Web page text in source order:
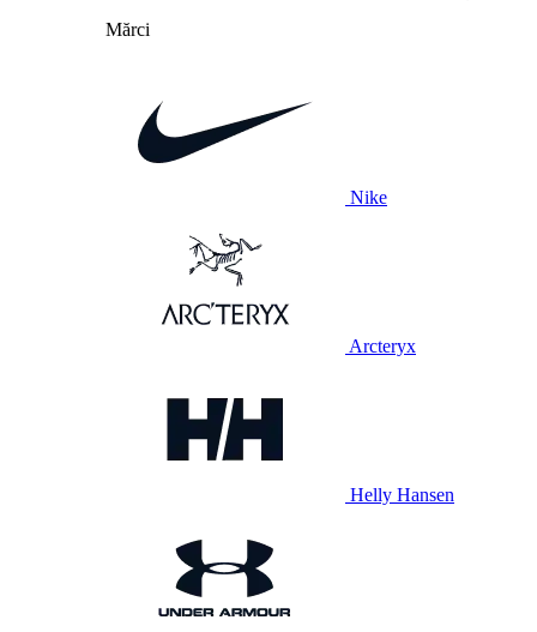
Mărci
Nike
Arcteryx
Helly Hansen